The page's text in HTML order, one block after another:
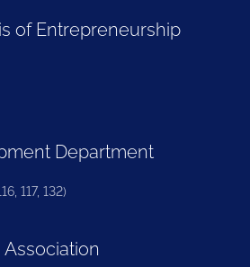
of Entrepreneurship
Department
117, 132)
Association